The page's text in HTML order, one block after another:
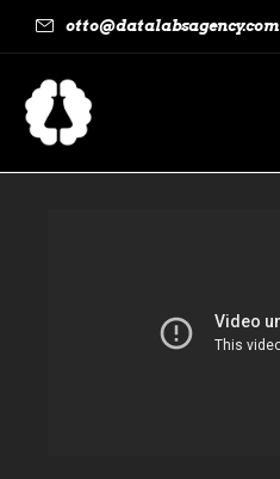
otto@datalabsagency.com